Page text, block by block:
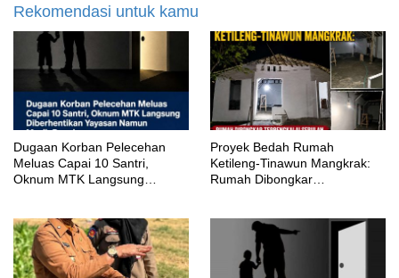
Rekomendasi untuk kamu
‎Dugaan Korban Pelecehan
Meluas Capai 10 Santri,
Oknum MTK Langsung
Proyek Bedah Rumah
Ketileng-Tinawun Mangkrak:
Rumah Dibongkar